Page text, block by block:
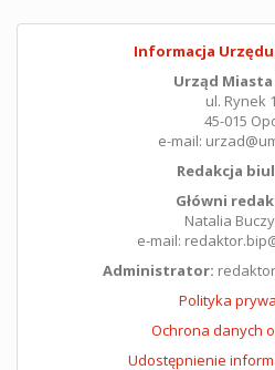
Informacja Urzędu:
Urząd
ul. Rynek
45-015
e-mail:
Redakcja
Główni
Natalia
e-mail:
Administrator:
Polityka
Ochrona danych
Udostępnienie